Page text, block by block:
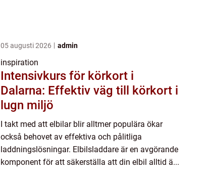
05 augusti 2026 admin
inspiration
Intensivkurs för körkort i
Dalarna: Effektiv väg till körkort i
lugn miljö
I takt med att elbilar blir alltmer populära ökar
också behovet av effektiva och pålitliga
laddningslösningar. Elbilsladdare är en avgörande
komponent för att säkerställa att din elbil alltid ä...